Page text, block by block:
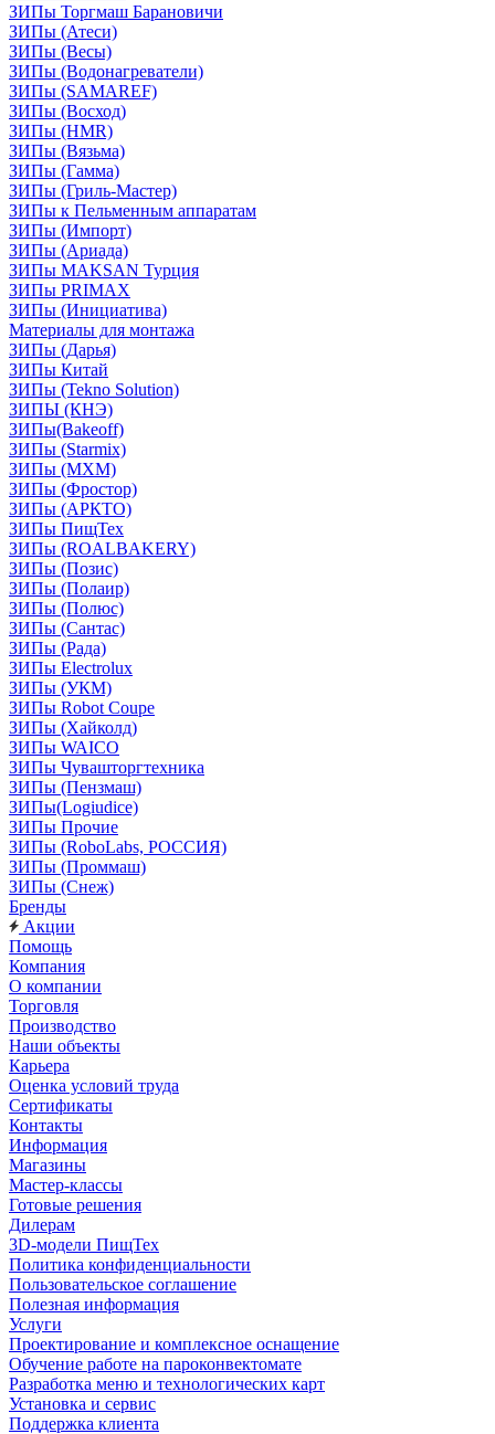
ЗИПы Торгмаш Барановичи
ЗИПы (Атеси)
ЗИПы (Весы)
ЗИПы (Водонагреватели)
ЗИПы (SAMAREF)
ЗИПы (Восход)
ЗИПы (HMR)
ЗИПы (Вязьма)
ЗИПы (Гамма)
ЗИПы (Гриль-Мастер)
ЗИПы к Пельменным аппаратам
ЗИПы (Импорт)
ЗИПы (Ариада)
ЗИПы MAKSAN Турция
ЗИПы PRIMAX
ЗИПы (Инициатива)
Материалы для монтажа
ЗИПы (Дарья)
ЗИПы Китай
ЗИПы (Tekno Solution)
ЗИПЫ (КНЭ)
ЗИПы(Bakeoff)
ЗИПы (Starmix)
ЗИПы (МХМ)
ЗИПы (Фростор)
ЗИПы (АРКТО)
ЗИПы ПищТех
ЗИПы (ROALBAKERY)
ЗИПы (Позис)
ЗИПы (Полаир)
ЗИПы (Полюс)
ЗИПы (Сантас)
ЗИПы (Рада)
ЗИПы Electrolux
ЗИПы (УКМ)
ЗИПы Robot Coupe
ЗИПы (Хайколд)
ЗИПы WAICO
ЗИПы Чувашторгтехника
ЗИПы (Пензмаш)
ЗИПы(Logiudice)
ЗИПы Прочие
ЗИПы (RoboLabs, РОССИЯ)
ЗИПы (Проммаш)
ЗИПы (Снеж)
Бренды
Акции
Помощь
Компания
О компании
Торговля
Производство
Наши объекты
Карьера
Оценка условий труда
Сертификаты
Контакты
Информация
Магазины
Мастер-классы
Готовые решения
Дилерам
3D-модели ПищТех
Политика конфиденциальности
Пользовательское соглашение
Полезная информация
Услуги
Проектирование и комплексное оснащение
Обучение работе на пароконвектомате
Разработка меню и технологических карт
Установка и сервис
Поддержка клиента